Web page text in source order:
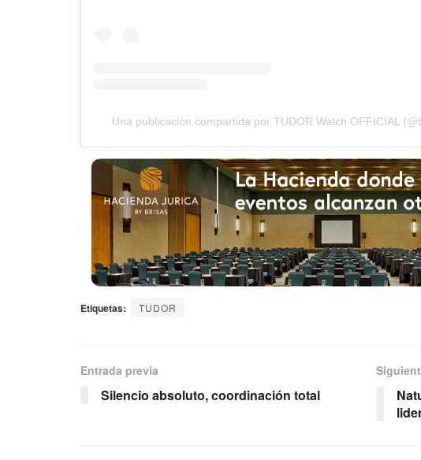
Una publicación compartida por TUDOR Watch OFFICIAL
Etiquetas: TUDOR
Entrada previa
Silencio absoluto, coordinación total